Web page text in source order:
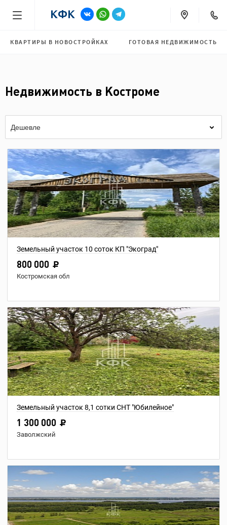
КВАРТИРЫ В НОВОСТРОЙКАХ ГОТОВАЯ НЕДВИЖИМОСТЬ
Недвижимость в Костроме
Дешевле
Земельный участок 10 соток КП "Экоград"
800 000
Костромская обл
Земельный участок 8,1 сотки СНТ "Юбилейное"
1 300 000
Заволжский